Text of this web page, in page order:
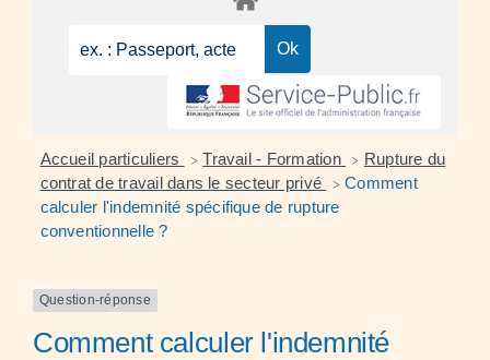
Accueil particuliers > Travail - Formation > Rupture du
contrat de travail dans le secteur privé
> Comment
calculer l'indemnité spécifique de rupture
conventionnelle ?
Question-réponse
Comment calculer l'indemnité